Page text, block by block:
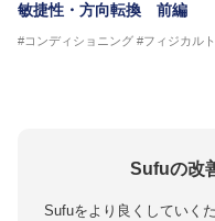
敏捷性・方向転換 前編
#コンディショニング #フィジカル
Sufuの改
Sufuをより良くしていく